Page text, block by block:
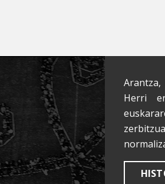
Arantza,
Herri